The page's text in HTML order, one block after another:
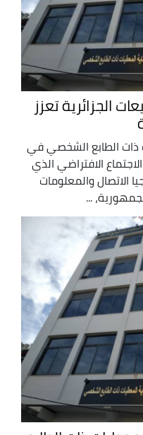
الجزائرية تعزز
الطابع الشخصي في
الافتراضي الذي
والمعلومات